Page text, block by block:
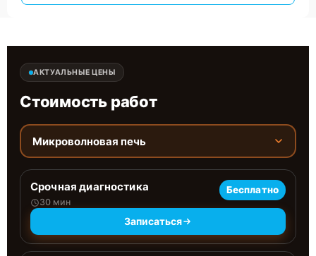
АКТУАЛЬНЫЕ ЦЕНЫ
Стоимость работ
Микроволновая печь
Срочная диагностика
30 мин
Бесплатно
Записаться